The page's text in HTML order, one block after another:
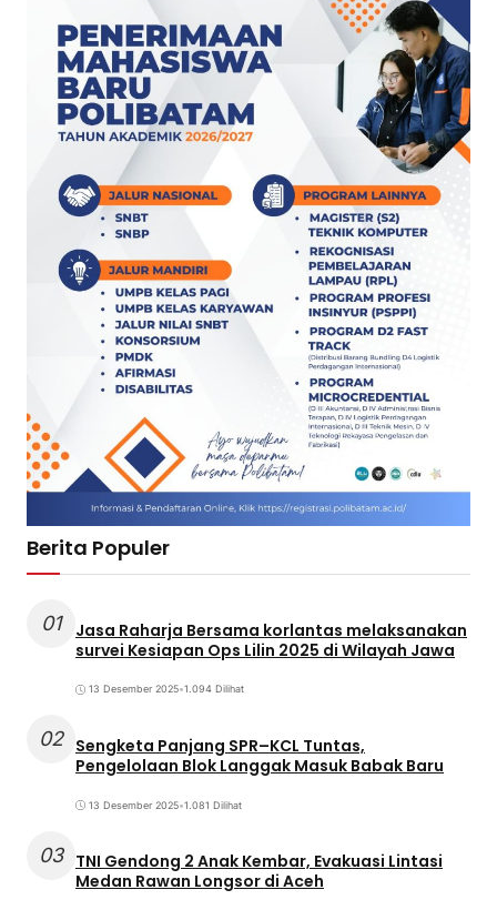
Berita Populer
01
Jasa Raharja Bersama korlantas melaksanakan
survei Kesiapan Ops Lilin 2025 di Wilayah Jawa
13 Desember 2025•1.094 Dilihat
02 Sengketa Panjang SPR–KCL Tuntas,
Pengelolaan Blok Langgak Masuk Babak Baru
13 Desember 2025•1.081 Dilihat
03 TNI Gendong 2 Anak Kembar, Evakuasi Lintasi
Medan Rawan Longsor di Aceh